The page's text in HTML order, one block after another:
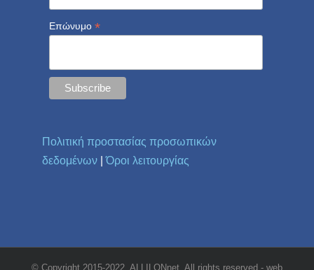
Επώνυμο *
Πολιτική προστασίας προσωπικών
δεδομένων |Όροι λειτουργίας
© Copyright 2015-2022, ALLILONnet. All rights reserved - web